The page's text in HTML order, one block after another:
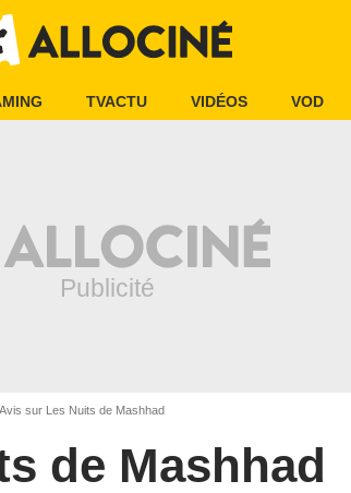
TVACTU VIDÉOS VOD
Avis sur Les Nuits de Mashhad
de Mashhad